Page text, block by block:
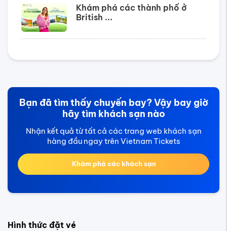
Khám phá các thành phố ở
British ...
Bạn đã tìm thấy chuyến bay? Vậy bay giờ
hãy tìm khách sạn nào
Nhận kết quả từ tất cả các trang web khách sạn
hàng đầu ngay trên Vietnam Tickets
Khám phá các khách sạn
Hình thức đặt vé